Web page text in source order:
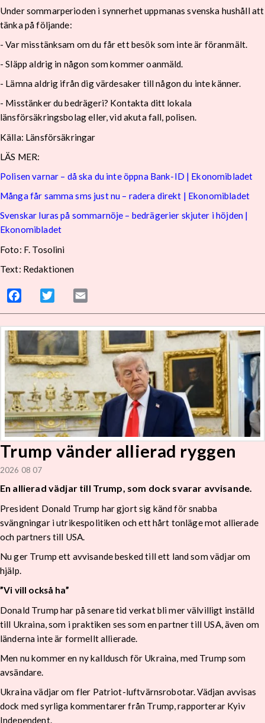
Under sommarperioden i synnerhet uppmanas svenska hushåll att
tänka på följande:
- Var misstänksam om du får ett besök som inte är föranmält.
- Släpp aldrig in någon som kommer oanmäld.
- Lämna aldrig ifrån dig värdesaker till någon du inte känner.
- Misstänker du bedrägeri? Kontakta ditt lokala
länsförsäkringsbolag eller, vid akuta fall, polisen.
Källa: Länsförsäkringar
LÄS MER:
Polisen varnar – då ska du inte öppna Bank-ID | Ekonomibladet
Många får samma sms just nu – radera direkt | Ekonomibladet
Svenskar luras på sommarnöje – bedrägerier skjuter i höjden |
Ekonomibladet
Foto: F. Tosolini
Text: Redaktionen
Facebook Twitter
Trump vänder allierad ryggen
2026 08 07
En allierad vädjar till Trump, som dock svarar avvisande.
President Donald Trump har gjort sig känd för snabba
svängningar i utrikespolitiken och ett hårt tonläge mot allierade
och partners till USA.
Nu ger Trump ett avvisande besked till ett land som vädjar om
hjälp.
”Vi vill också ha”
Donald Trump har på senare tid verkat bli mer välvilligt inställd
till Ukraina, som i praktiken ses som en partner till USA, även om
länderna inte är formellt allierade.
Men nu kommer en ny kalldusch för Ukraina, med Trump som
avsändare.
Ukraina vädjar om fler Patriot-luftvärnsrobotar. Vädjan avvisas
dock med syrliga kommentarer från Trump, rapporterar Kyiv
Independent.